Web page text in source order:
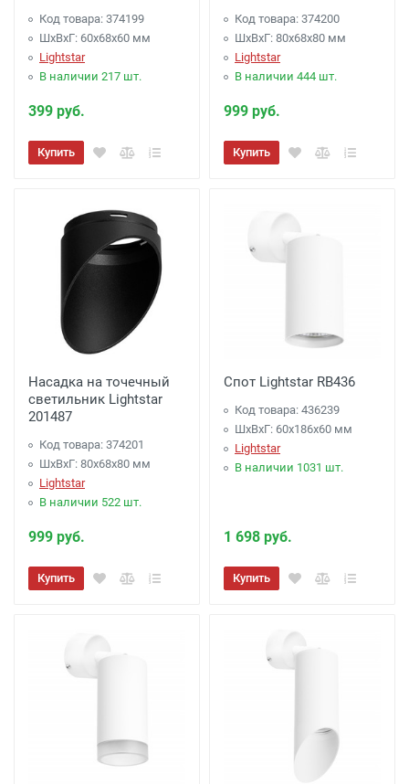
Код товара: 374199
ШхВхГ: 60x68x60 мм
Lightstar
В наличии 217 шт.
399 руб.
Купить
Код товара: 374200
ШхВхГ: 80x68x80 мм
Lightstar
В наличии 444 шт.
999 руб.
Купить
Насадка на точечный
светильник Lightstar
201487
Код товара: 374201
ШхВхГ: 80x68x80 мм
Lightstar
В наличии 522 шт.
999 руб.
Купить
Спот Lightstar RB436
Код товара: 436239
ШхВхГ: 60x186x60 мм
Lightstar
В наличии 1031 шт.
1 698 руб.
Купить